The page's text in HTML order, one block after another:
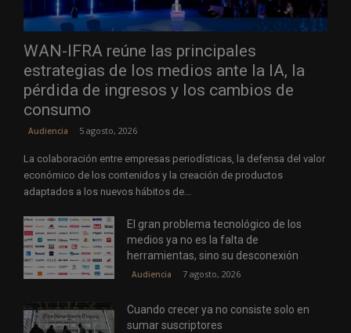
WAN-IFRA reúne las principales
estrategias de los medios ante la IA, la
pérdida de ingresos y los cambios de
consumo
Audiencia 5 agosto, 2026
La colaboración entre empresas periodísticas, la defensa del valor
económico de los contenidos y la creación de productos
adaptados a los nuevos hábitos de...
El gran problema tecnológico de los
medios ya no es la falta de
herramientas, sino su desconexión
Audiencia 7 agosto, 2026
Cuando crecer ya no consiste solo en
sumar suscriptores